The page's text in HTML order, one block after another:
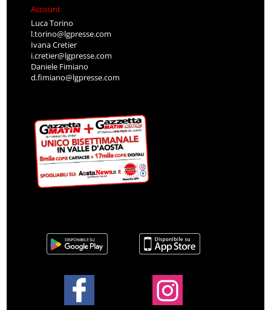
Account
Luca Torino
l.torino@lgpresse.com
Ivana Cretier
i.cretier@lgpresse.com
Daniele Fimiano
d.fimiano@lgpresse.com